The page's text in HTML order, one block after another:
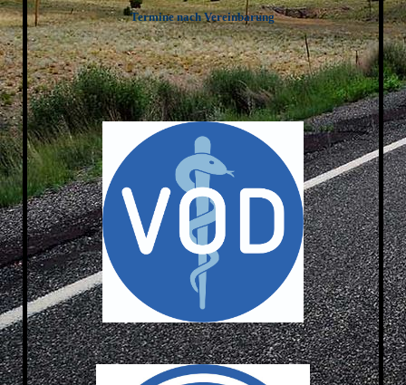
Termine nach Vereinbarung